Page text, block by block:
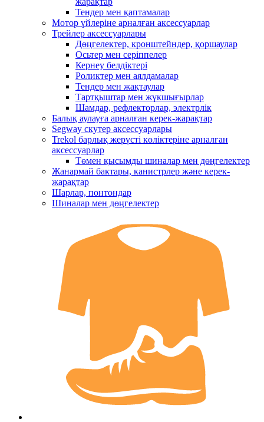
Тендер мен қаптамалар
Мотор үйлеріне арналған аксессуарлар
Трейлер аксессуарлары
Дөңгелектер, кронштейндер, қоршаулар
Осьтер мен серіппелер
Кернеу белдіктері
Роликтер мен аялдамалар
Тендер мен жақтаулар
Тартқыштар мен жүкшығырлар
Шамдар, рефлекторлар, электрлік
Балық аулауға арналған керек-жарақтар
Segway скутер аксессуарлары
Trekol барлық жерүсті көліктеріне арналған
аксессуарлар
Төмен қысымды шиналар мен дөңгелектер
Жанармай бактары, канистрлер және керек-
жарақтар
Шарлар, понтондар
Шиналар мен дөңгелектер